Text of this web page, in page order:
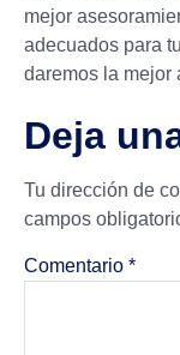
mejor
adecuados para
daremos la mejor
Deja
Tu dirección de
campos
Comentario *